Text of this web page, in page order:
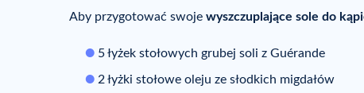
Aby przygotować swoje wyszczuplające sole do
5 łyżek stołowych grubej soli z Guérande
2 łyżki stołowe oleju ze słodkich migdałów